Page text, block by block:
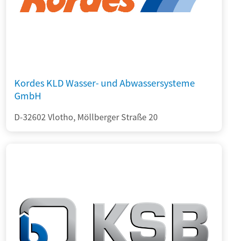
Kordes KLD Wasser- und Abwassersysteme
GmbH
D-32602 Vlotho, Möllberger Straße 20